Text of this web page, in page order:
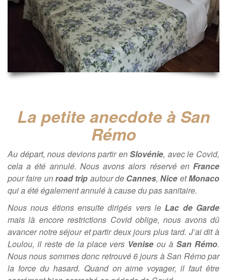
La petite anecdote à San
Rémo
Au départ, nous devions partir enSlovénie, avec le Covid,
cela a été annulé. Nous avons alors réservé en France
pour faire unroad trip autour de Cannes, Nice etMonaco
qui a été également annulé à cause du pas sanitaire.
Nous nous étions ensuite dirigés vers leLac de Garde
mais là encore restrictions Covid oblige, nous avons dû
avancer notre séjour et partir deux jours plus tard. J’ai dit à
Loulou, il reste de la place vers Venise ou àSan Rémo.
Nous nous sommes donc retrouvé 6 jours à San Rémo par
la force du hasard. Quand on aime voyager, il faut être